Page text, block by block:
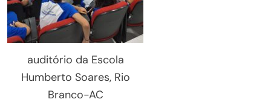
auditório da Escola
Humberto Soares, Rio
Branco-AC